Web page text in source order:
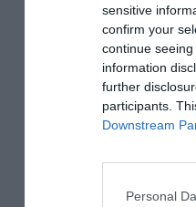
sensitive
confirm your
continue
information
further
participants.
Downstream
Personal